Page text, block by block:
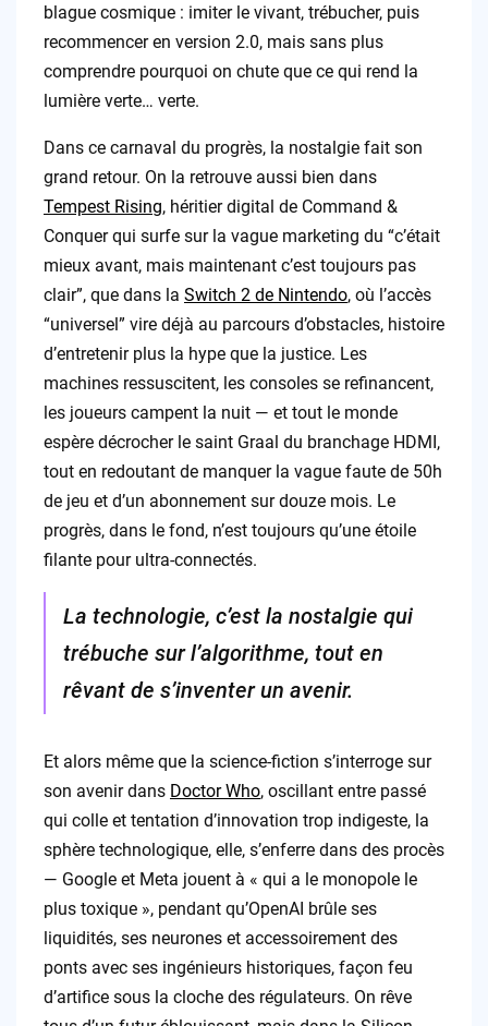
blague cosmique : imiter le vivant, trébucher, puis
recommencer en version 2.0, mais sans plus
comprendre pourquoi on chute que ce qui rend la
lumière verte… verte.
Dans ce carnaval du progrès, la nostalgie fait son
grand retour. On la retrouve aussi bien dans
Tempest Rising, héritier digital de Command &
Conquer qui surfe sur la vague marketing du “c’était
mieux avant, mais maintenant c’est toujours pas
clair”, que dans la Switch 2 de Nintendo, où l’accès
“universel” vire déjà au parcours d’obstacles, histoire
d’entretenir plus la hype que la justice. Les
machines ressuscitent, les consoles se refinancent,
les joueurs campent la nuit — et tout le monde
espère décrocher le saint Graal du branchage HDMI,
tout en redoutant de manquer la vague faute de 50h
de jeu et d’un abonnement sur douze mois. Le
progrès, dans le fond, n’est toujours qu’une étoile
filante pour ultra-connectés.
La technologie, c’est la nostalgie qui
trébuche sur l’algorithme, tout en
rêvant de s’inventer un avenir.
Et alors même que la science-fiction s’interroge sur
son avenir dans Doctor Who, oscillant entre passé
qui colle et tentation d’innovation trop indigeste, la
sphère technologique, elle, s’enferre dans des procès
— Google et Meta jouent à « qui a le monopole le
plus toxique », pendant qu’OpenAI brûle ses
liquidités, ses neurones et accessoirement des
ponts avec ses ingénieurs historiques, façon feu
d’artifice sous la cloche des régulateurs. On rêve